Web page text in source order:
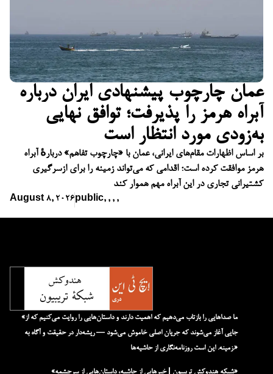
عمان چارچوب پیشنهادی ایران درباره
آبراه هرمز را پذیرفت؛ توافق نهایی
به‌زودی مورد انتظار است
بر اساس اظهارات مقام‌های ایرانی، عمان با «چارچوب تفاهم» دربارهٔ آبراه
هرمز موافقت کرده است؛ اقدامی که می‌تواند زمینه را برای ازسرگیری
کشتیرانی تجاری در این آبراه مهم هموار کند
August 8, 2026 public, , , ,
«ما صداهایی را بازتاب می‌دهیم که اهمیت دارند و داستان‌هایی را روایت می‌کنیم که از
جایی آغاز می‌شوند که جریان اصلی خاموش می‌شود — ریشه‌دار در حقیقت و آگاه به
زمینه. این است روزنامه‌نگاری از حاشیه‌ها.»